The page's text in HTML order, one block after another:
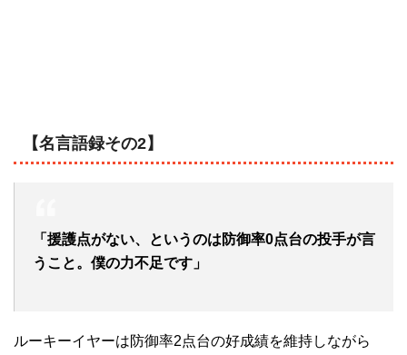
【名言語録その2】
「援護点がない、というのは防御率0点台の投手が言
うこと。僕の力不足です」
ルーキーイヤーは防御率2点台の好成績を維持しながら